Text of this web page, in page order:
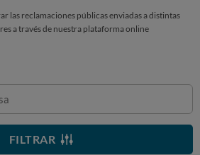
las reclamaciones públicas enviadas a distintas
a través de nuestra plataforma online
FILTRAR